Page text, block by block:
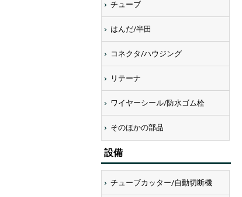
画像にマウスを合わせると拡大されま
チューブ
はんだ/半田
コネクタ/ハウジング
リテーナ
ワイヤーシール/防水ゴム栓
そのほかの部品
設備
チューブカッター/自動切断機